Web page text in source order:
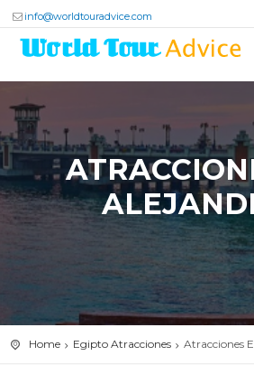
info@worldtouradvice.com
Home Egipto Atracciones Atracciones